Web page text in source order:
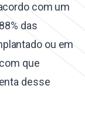
com um
das
ou em
que
desse